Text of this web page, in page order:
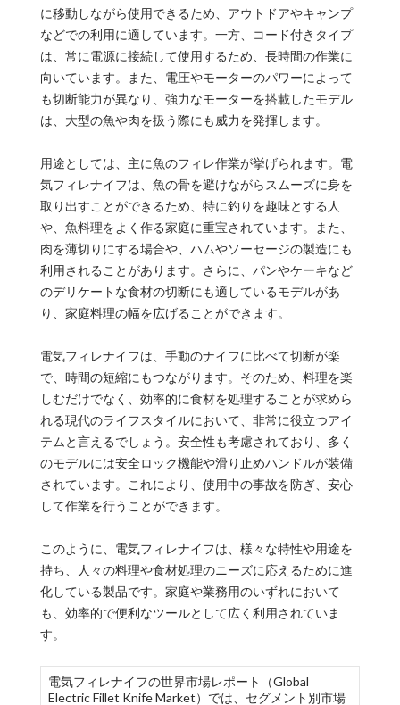
に移動しながら使用できるため、アウトドアやキャンプ
などでの利用に適しています。一方、コード付きタイプ
は、常に電源に接続して使用するため、長時間の作業に
向いています。また、電圧やモーターのパワーによって
も切断能力が異なり、強力なモーターを搭載したモデル
は、大型の魚や肉を扱う際にも威力を発揮します。
用途としては、主に魚のフィレ作業が挙げられます。電
気フィレナイフは、魚の骨を避けながらスムーズに身を
取り出すことができるため、特に釣りを趣味とする人
や、魚料理をよく作る家庭に重宝されています。また、
肉を薄切りにする場合や、ハムやソーセージの製造にも
利用されることがあります。さらに、パンやケーキなど
のデリケートな食材の切断にも適しているモデルがあ
り、家庭料理の幅を広げることができます。
電気フィレナイフは、手動のナイフに比べて切断が楽
で、時間の短縮にもつながります。そのため、料理を楽
しむだけでなく、効率的に食材を処理することが求めら
れる現代のライフスタイルにおいて、非常に役立つアイ
テムと言えるでしょう。安全性も考慮されており、多く
のモデルには安全ロック機能や滑り止めハンドルが装備
されています。これにより、使用中の事故を防ぎ、安心
して作業を行うことができます。
このように、電気フィレナイフは、様々な特性や用途を
持ち、人々の料理や食材処理のニーズに応えるために進
化している製品です。家庭や業務用のいずれにおいて
も、効率的で便利なツールとして広く利用されていま
す。
電気フィレナイフの世界市場レポート（Global
Electric Fillet Knife Market）では、セグメント別市場